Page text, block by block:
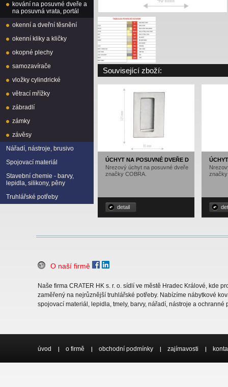
kování na posuvné dveře a
na posuvná vrata, portál
okenní a dveřní těsnění
okenní kliky a kličky
okopné plechy
samozavírače
vložky cylindrické
větrací mřížky
zábradlí
zámky
závěsy
Nářadí, nástroje, brusivo
Spojovací materiál
Stavební chemie - barvy,
lepidla, silikony, pěny
Truhlářské potřeby
Související zboží:
ÚCHYT NA POSUVNÉ DVEŘE D
Nrezový úchyt na posuvné dveře
značky COBRA.
detail
O naší firmě
Naše firma CRATER HK s. r. o. sídlí ve městě Hradec Králové, kde
zaměřený na nejrůznější truhlářské potřeby. Nabízíme nábytkové
spojovací materiál, lepidla, tmely, barvy, nářadí, nástroje a ochranné
úvod o firmě obchodní podmínky zajímavosti